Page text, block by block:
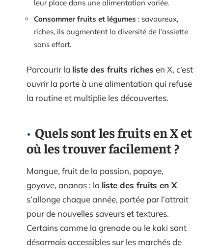
leur place dans une alimentation variée.
Consommer fruits et légumes : savoureux,
riches, ils augmentent la diversité de l’assiette
sans effort.
Parcourir la liste des fruits riches en X, c’est
ouvrir la porte à une alimentation qui refuse
la routine et multiplie les découvertes.
Quels sont les fruits en X et
où les trouver facilement ?
Mangue, fruit de la passion, papaye,
goyave, ananas : la liste des fruits en X
s’allonge chaque année, portée par l’attrait
pour de nouvelles saveurs et textures.
Certains comme la grenade ou le kaki sont
désormais accessibles sur les marchés de